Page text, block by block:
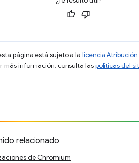
página está sujeto a la licencia
más información, consulta laspolíticas del
relacionado
de Chromium